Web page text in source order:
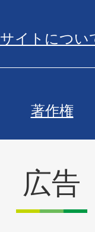
サイトについ
著作権
広告